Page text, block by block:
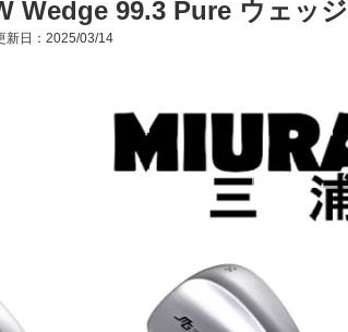
Wedge 99.3 Pure ウェッジ
日：2025/03/14